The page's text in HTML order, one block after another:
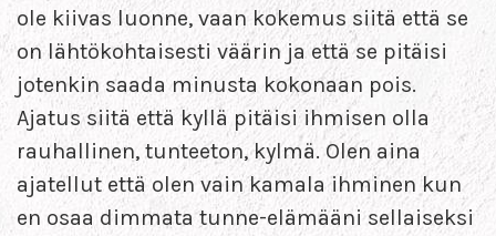
ole kiivas luonne, vaan kokemus siitä että se
on lähtökohtaisesti väärin ja että se pitäisi
jotenkin saada minusta kokonaan pois.
Ajatus siitä että kyllä pitäisi ihmisen olla
rauhallinen, tunteeton, kylmä. Olen aina
ajatellut että olen vain kamala ihminen kun
en osaa dimmata tunne-elämääni sellaiseksi